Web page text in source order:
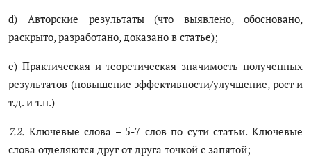
d) Авторские результаты (что выявлено, обосновано,
раскрыто, разработано, доказано в статье);
e) Практическая и теоретическая значимость полученных
результатов (повышение эффективности/улучшение, рост и
т.д. и т.п.)
7.2. Ключевые слова – 5-7 слов по сути статьи. Ключевые
слова отделяются друг от друга точкой c запятой;